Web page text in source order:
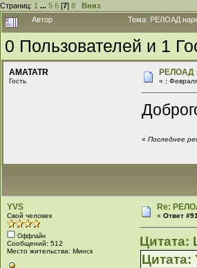
Страниц: 1 ... 5 6 [7] 8
Вниз
Автор
Тема: РЕЛОАД
0 Пользователей и 1
AMATATR
Гость
РЕЛОАД
« :
«Последнее
YVS
Свой человек
Оффлайн
Сообщений: 512
Место жительства: Минск
Re:
«Ответ
Цитата:
Цитата: